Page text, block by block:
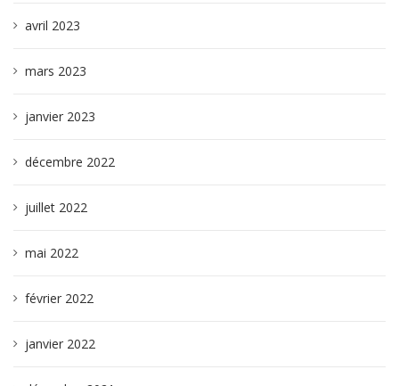
avril 2023
mars 2023
janvier 2023
décembre 2022
juillet 2022
mai 2022
février 2022
janvier 2022